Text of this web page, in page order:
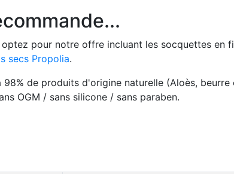
pour notre offre incluant les socquettes en
secs Propolia.
98% de produits d'origine naturelle (Aloès,
OGM / sans silicone / sans paraben.